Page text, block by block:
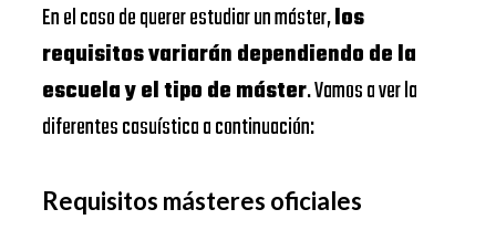
En el caso de querer estudiar un máster,los
requisitos variarán dependiendo de la
escuela y el tipo de máster. Vamos a ver la
diferentes casuística a continuación:
Requisitos másteres oficiales